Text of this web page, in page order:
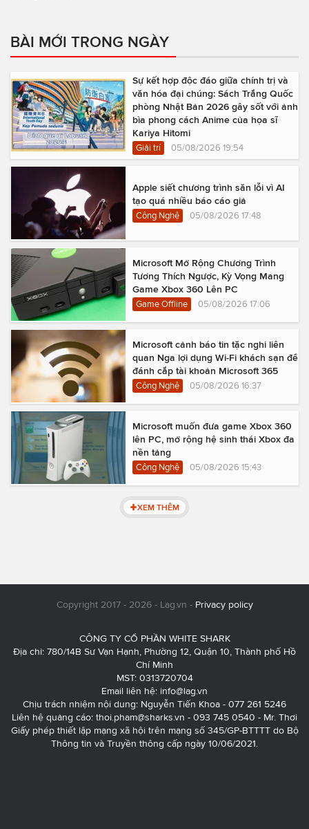
BÀI MỚI TRONG NGÀY
Sự kết hợp độc đáo giữa chính trị và
văn hóa đại chúng: Sách Trắng Quốc
phòng Nhật Bản 2026 gây sốt với ảnh
bìa phong cách Anime của họa sĩ
Kariya Hitomi
Giải trí 05/08/2026 19:54
Apple siết chương trình săn lỗi vì AI
tạo quá nhiều báo cáo giả
Công Nghệ 05/08/2026 17:48
Microsoft Mở Rộng Chương Trình
Tương Thích Ngược, Kỳ Vọng Mang
Game Xbox 360 Lên PC
Game Offline 05/08/2026 17:06
Microsoft cảnh báo tin tặc nghi liên
quan Nga lợi dụng Wi-Fi khách sạn để
đánh cắp tài khoản Microsoft 365
Công Nghệ 05/08/2026 16:37
Microsoft muốn đưa game Xbox 360
lên PC, mở rộng hệ sinh thái Xbox đa
nền tảng
Công Nghệ 05/08/2026 15:43
XEM THÊM
Copyright 2017 - 2026 - Lag.vn - Privacy policy
CÔNG TY CỔ PHẦN WHITE SHARK
Địa chỉ: 780/14B Sư Vạn Hạnh, Phường 12, Quận 10, Thành phố Hồ
Chí Minh
MST: 0313720704
Email liên hệ: info@lag.vn
Chịu trách nhiệm nội dung: Nguyễn Tiến Khoa - 077 261 5246
Liên hệ quảng cáo: thoi.pham@sharks.vn - 093 745 0540 - Mr. Thơi
Giấy phép thiết lập mạng xã hội trên mạng số 345/GP-BTTTT do Bộ
Thông tin và Truyền thông cấp ngày 10/06/2021.